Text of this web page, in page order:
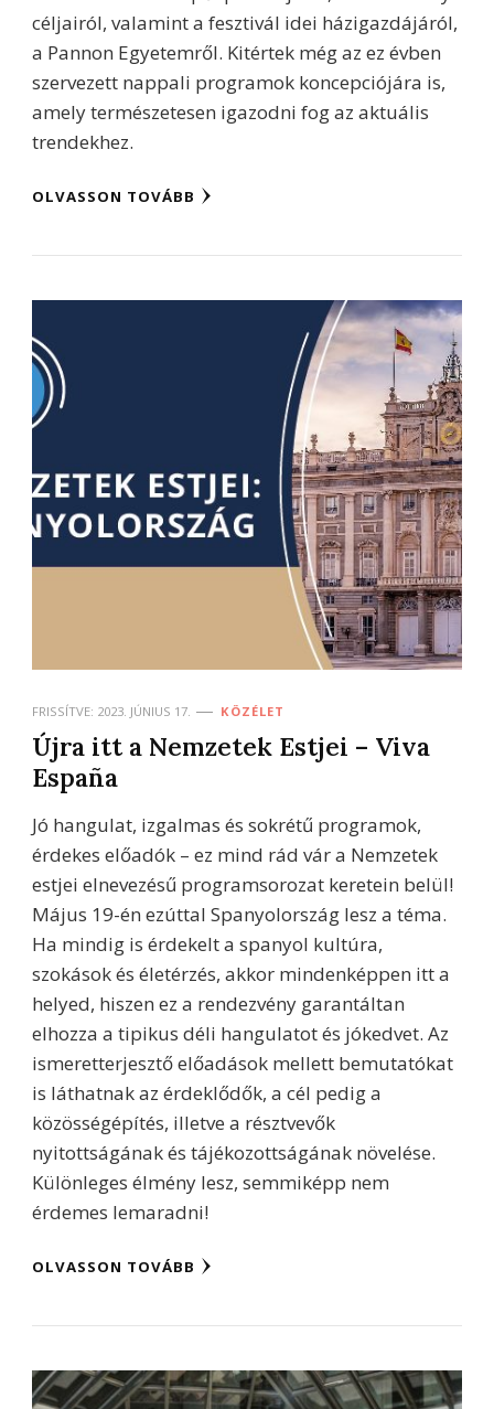
céljairól, valamint a fesztivál idei házigazdájáról,
a Pannon Egyetemről. Kitértek még az ez évben
szervezett nappali programok koncepciójára is,
amely természetesen igazodni fog az aktuális
trendekhez.
OLVASSON TOVÁBB
FRISSÍTVE: 2023. JÚNIUS 17. KÖZÉLET
Újra itt a Nemzetek Estjei – Viva
España
Jó hangulat, izgalmas és sokrétű programok,
érdekes előadók – ez mind rád vár a Nemzetek
estjei elnevezésű programsorozat keretein belül!
Május 19-én ezúttal Spanyolország lesz a téma.
Ha mindig is érdekelt a spanyol kultúra,
szokások és életérzés, akkor mindenképpen itt a
helyed, hiszen ez a rendezvény garantáltan
elhozza a tipikus déli hangulatot és jókedvet. Az
ismeretterjesztő előadások mellett bemutatókat
is láthatnak az érdeklődők, a cél pedig a
közösségépítés, illetve a résztvevők
nyitottságának és tájékozottságának növelése.
Különleges élmény lesz, semmiképp nem
érdemes lemaradni!
OLVASSON TOVÁBB